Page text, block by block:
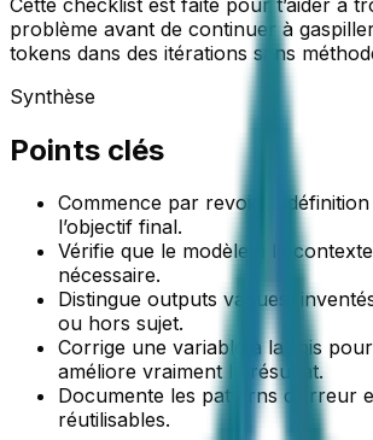
problème avant de continuer à
tokens dans des itérations sans
Synthèse
Points clés
Commence par revoir la
l’objectif final.
Vérifie que le modèle a le
nécessaire.
Distingue outputs vagues,
ou hors sujet.
Corrige une variable à la fois
améliore vraiment le résultat.
Documente les patterns d’erreur
réutilisables.